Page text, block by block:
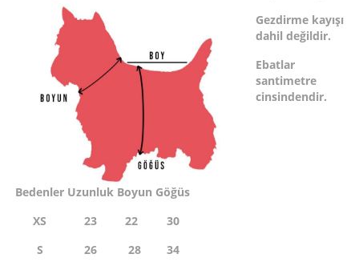
Gezdirme kayışı
dahil değildir.
Ebatlar
santimetre
cinsindendir.
Bedenler Uzunluk Boyun Göğüs
XS
23 22
30
S
26 28
34